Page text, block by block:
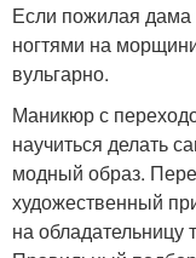
Если пожилая дама
ногтями на
вульгарно.
Маникюр с
научиться делать
модный образ.
художественный
на обладательницу